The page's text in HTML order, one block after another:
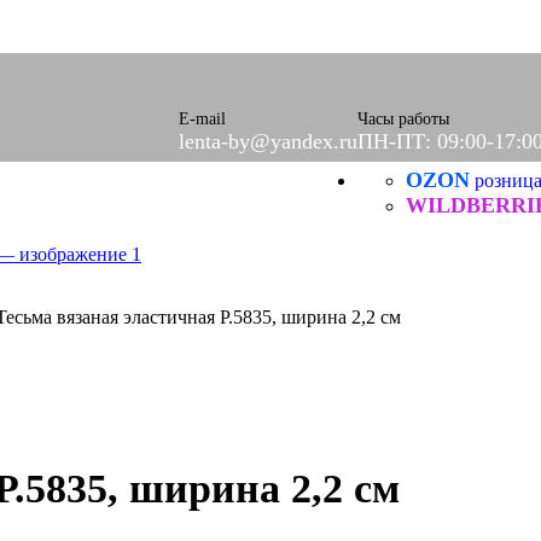
E-mail
lenta-by@yandex.ru
Часы работы
ПН-ПТ: 09:00-17:00
OZON розница
вязаная эластичная Р.5835, ширина 2,2 см
ширина 2,2 см